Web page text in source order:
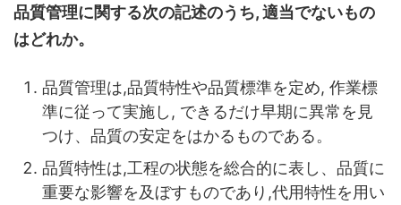
品質管理に関する次の記述のうち, 適当でないもの
はどれか。
品質管理は,品質特性や品質標準を定め, 作業標
準に従って実施し, できるだけ早期に異常を見
つけ、品質の安定をはかるものである。
品質特性は,工程の状態を総合的に表し、品質に
重要な影響を及ぼすものであり,代用特性を用い